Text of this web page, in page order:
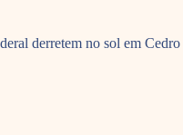
derretem no sol em Cedro